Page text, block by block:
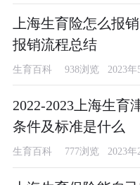
上海生育险怎么报
报销流程总结
生育百科 938浏览 2023年
2022-2023上海生育
条件及标准是什么
生育百科 777浏览 2023年